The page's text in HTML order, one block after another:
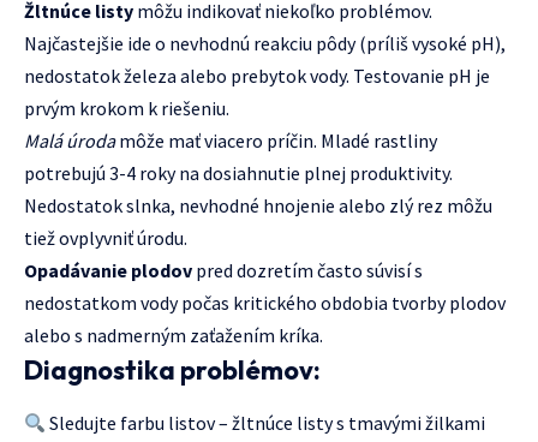
Žltnúce listy môžu indikovať niekoľko problémov.
Najčastejšie ide o nevhodnú reakciu pôdy (príliš vysoké pH),
nedostatok železa alebo prebytok vody. Testovanie pH je
prvým krokom k riešeniu.
Malá úrodamôže mať viacero príčin. Mladé rastliny
potrebujú 3-4 roky na dosiahnutie plnej produktivity.
Nedostatok slnka, nevhodné hnojenie alebo zlý rez môžu
tiež ovplyvniť úrodu.
Opadávanie plodov pred dozretím často súvisí s
nedostatkom vody počas kritického obdobia tvorby plodov
alebo s nadmerným zaťažením kríka.
Diagnostika problémov:
Sledujte farbu listov – žltnúce listy s tmavými žilkami